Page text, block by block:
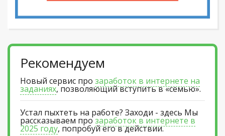
Рекомендуем
Новый сервис про заработок в интернете на
заданиях, позволяющий вступить в «семью».
Устал пыхтеть на работе? Заходи - здесь Мы
рассказываем прозаработок в интернете в
2025 году, попробуй его в действии.